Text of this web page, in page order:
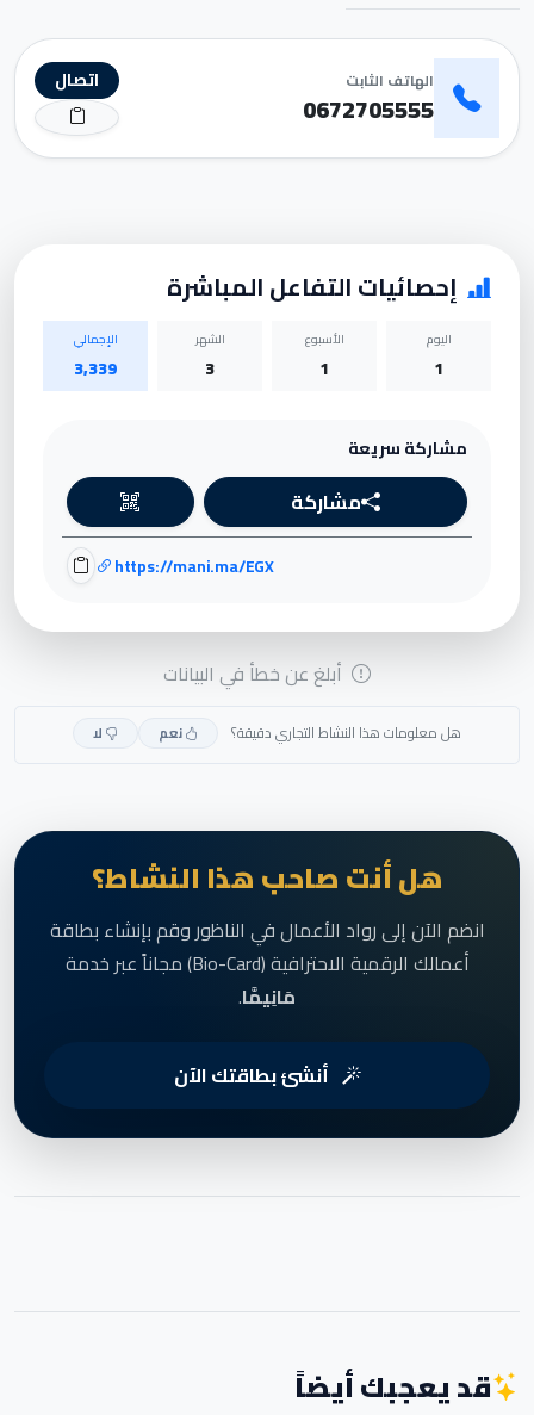
الهاتف الثابت
0672705555
اتصال
إحصائيات التفاعل المباشرة
اليوم
1
الأسبوع
1
الشهر
3
الإجمالي
3,339
مشاركة سريعة
مشاركة
https://mani.ma/EGX
أبلغ عن خطأ في البيانات
هل معلومات هذا النشاط التجاري دقيقة؟ نعم لا
هل أنت صاحب هذا النشاط؟
انضم الآن إلى رواد الأعمال في الناظور وقم بإنشاء بطاقة
أعمالك الرقمية الاحترافية (Bio-Card) مجاناً عبر خدمة
مَانِيمَّا.
أنشئ بطاقتك الآن
قد يعجبك أيضاً